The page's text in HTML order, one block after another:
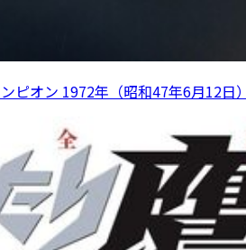
ンピオン 1972年（昭和47年6月12日